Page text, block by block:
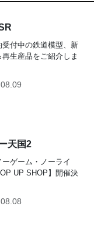
受付中の鉄道模型、新
再生産品をご紹介しま
天国2
ーゲーム・ノーライ
UP SHOP】開催決